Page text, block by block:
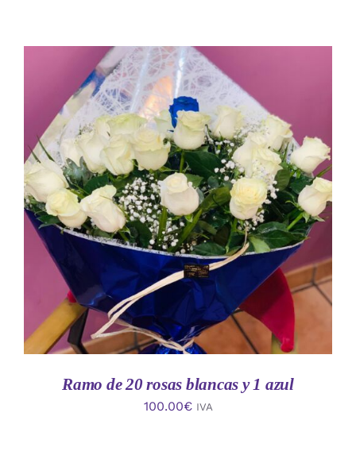
AÑADIR AL CARRITO
/
DETALLES
Ramo de 20 rosas blancas y 1 azul
100.00€ IVA